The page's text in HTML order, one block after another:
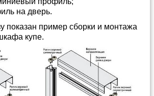
на дверь.
показан пример сборки и монтажа
купе.